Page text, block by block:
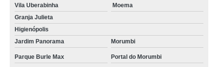
Vila Uberabinha
Moema
Granja Julieta
Higienópolis
Jardim Panorama
Morumbi
Parque Burle Max Portal do Morumbi